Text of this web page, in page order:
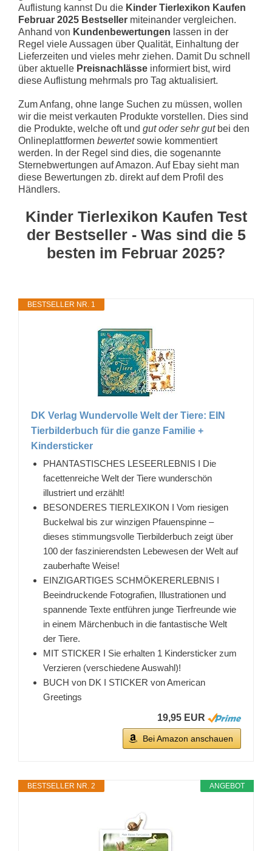
Auflistung kannst Du die Kinder Tierlexikon Kaufen
Februar 2025 Bestseller miteinander vergleichen.
Anhand von Kundenbewertungen lassen in der
Regel viele Aussagen über Qualität, Einhaltung der
Lieferzeiten und vieles mehr ziehen. Damit Du schnell
über aktuelle Preisnachlässe informiert bist, wird
diese Auflistung mehrmals pro Tag aktualisiert.
Zum Anfang, ohne lange Suchen zu müssen, wollen
wir die meist verkauten Produkte vorstellen. Dies sind
die Produkte, welche oft und gut oder sehr gutbei den
Onlineplattformen bewertetsowie kommentiert
werden. In der Regel sind dies, die sogenannte
Sternebwertungen auf Amazon. Auf Ebay sieht man
diese Bewertungen zb. direkt auf dem Profil des
Händlers.
Kinder Tierlexikon Kaufen Test
der Bestseller - Was sind die 5
besten im Februar 2025?
BESTSELLER NR. 1
DK Verlag Wundervolle Welt der Tiere: EIN
Tierbilderbuch für die ganze Familie +
Kindersticker
PHANTASTISCHES LESEERLEBNIS I Die
facettenreiche Welt der Tiere wunderschön
illustriert und erzählt!
BESONDERES TIERLEXIKON I Vom riesigen
Buckelwal bis zur winzigen Pfauenspinne –
dieses stimmungsvolle Tierbilderbuch zeigt über
100 der faszinierendsten Lebewesen der Welt auf
zauberhafte Weise!
EINZIGARTIGES SCHMÖKERERLEBNIS I
Beeindruckende Fotografien, Illustrationen und
spannende Texte entführen junge Tierfreunde wie
in einem Märchenbuch in die fantastische Welt
der Tiere.
MIT STICKER I Sie erhalten 1 Kindersticker zum
Verzieren (verschiedene Auswahl)!
BUCH von DK I STICKER von American
Greetings
19,95 EUR
Bei Amazon anschauen
ANGEBOT
BESTSELLER NR. 2